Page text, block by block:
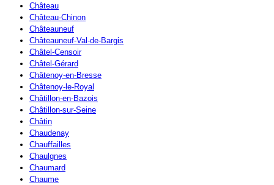
Château
Château-Chinon
Châteauneuf
Châteauneuf-Val-de-Bargis
Châtel-Censoir
Châtel-Gérard
Châtenoy-en-Bresse
Châtenoy-le-Royal
Châtillon-en-Bazois
Châtillon-sur-Seine
Châtin
Chaudenay
Chauffailles
Chaulgnes
Chaumard
Chaume